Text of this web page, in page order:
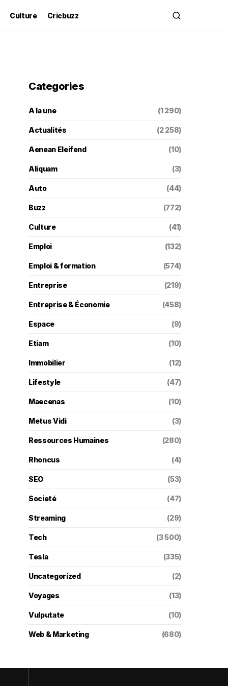
Culture Cricbuzz
Categories
A la une (1 290)
Actualités (2 258)
Aenean Eleifend (10)
Aliquam (3)
Auto (44)
Buzz (772)
Culture (41)
Emploi (132)
Emploi & formation (574)
Entreprise (219)
Entreprise & Économie (458)
Espace (9)
Etiam (10)
Immobilier (12)
Lifestyle (47)
Maecenas (10)
Metus Vidi (3)
Ressources Humaines (280)
Rhoncus (4)
SEO (53)
Societé (47)
Streaming (29)
Tech (3 500)
Tesla (335)
Uncategorized (2)
Voyages (13)
Vulputate (10)
Web & Marketing (680)